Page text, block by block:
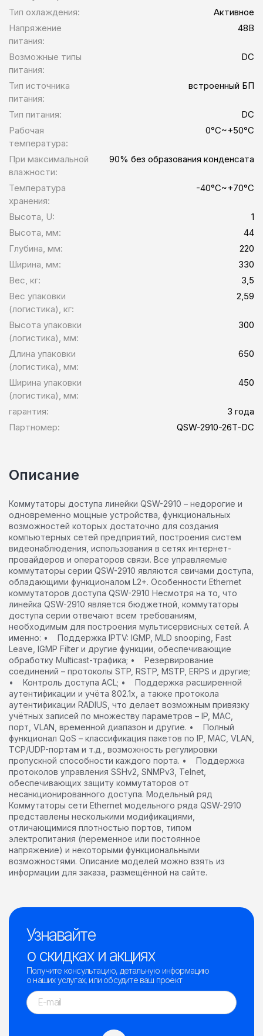
Тип охлаждения:
Активное
Напряжение
питания:
48В
Возможные типы
питания:
DC
Тип источника
питания:
встроенный БП
Тип питания:
DC
Рабочая
температура:
0°C~+50°C
При максимальной
влажности:
90% без образования конденсата
Температура
хранения:
-40°C~+70°C
Высота, U:
1
Высота, мм:
44
Глубина, мм:
220
Ширина, мм:
330
Вес, кг:
3,5
Вес упаковки
(логистика), кг:
2,59
Высота упаковки
(логистика), мм:
300
Длина упаковки
(логистика), мм:
650
Ширина упаковки
(логистика), мм:
450
гарантия:
3 года
Партномер:
QSW-2910-26T-DC
Описание
Коммутаторы доступа линейки QSW-2910 – недорогие и
одновременно мощные устройства, функциональных
возможностей которых достаточно для создания
компьютерных сетей предприятий, построения систем
видеонаблюдения, использования в сетях интернет-
провайдеров и операторов связи. Все управляемые
коммутаторы серии QSW-2910 являются свичами доступа,
обладающими функционалом L2+. Особенности Ethernet
коммутаторов доступа QSW-2910 Несмотря на то, что
линейка QSW-2910 является бюджетной, коммутаторы
доступа серии отвечают всем требованиям,
необходимым для построения мультисервисных сетей. А
именно: • Поддержка IPTV: IGMP, MLD snooping, Fast
Leave, IGMP Filter и другие функции, обеспечивающие
обработку Multicast-трафика; • Резервирование
соединений – протоколы STP, RSTP, MSTP, ERPS и другие;
• Контроль доступа ACL; • Поддержка расширенной
аутентификации и учёта 802.1x, а также протокола
аутентификации RADIUS, что делает возможным привязку
учётных записей по множеству параметров – IP, MAC,
порт, VLAN, временной диапазон и другие. • Полный
функционал QoS – классификация пакетов по IP, MAC, VLAN,
TCP/UDP-портам и т.д., возможность регулировки
пропускной способности каждого порта. • Поддержка
протоколов управления SSHv2, SNMPv3, Telnet,
обеспечивающих защиту коммутаторов от
несанкционированного доступа. Модельный ряд
Коммутаторы сети Ethernet модельного ряда QSW-2910
представлены несколькими модификациями,
отличающимися плотностью портов, типом
электропитания (переменное или постоянное
напряжение) и некоторыми функциональными
возможностями. Описание моделей можно взять из
информации для заказа, размещённой на сайте.
Узнавайте
о скидках и акциях
Получите консультацию, детальную информацию
о наших услугах, или обсудите ваш проект